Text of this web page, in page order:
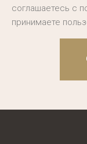
соглашаетесь с
принимаете